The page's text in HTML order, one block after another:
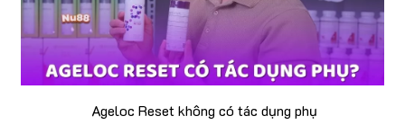
Ageloc Reset không có tác dụng phụ